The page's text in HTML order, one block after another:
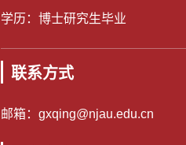
学历：博士研究生毕业
联系方式
邮箱： gxqing@njau.edu.cn